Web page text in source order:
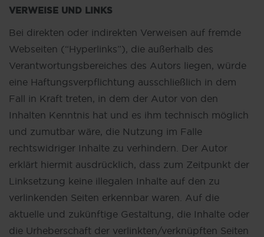
VERWEISE UND LINKS
Bei direkten oder indirekten Verweisen auf fremde
Webseiten (“Hyperlinks”), die außerhalb des
Verantwortungsbereiches des Autors liegen, würde
eine Haftungsverpflichtung ausschließlich in dem
Fall in Kraft treten, in dem der Autor von den
Inhalten Kenntnis hat und es ihm technisch möglich
und zumutbar wäre, die Nutzung im Falle
rechtswidriger Inhalte zu verhindern. Der Autor
erklärt hiermit ausdrücklich, dass zum Zeitpunkt der
Linksetzung keine illegalen Inhalte auf den zu
verlinkenden Seiten erkennbar waren. Auf die
aktuelle und zukünftige Gestaltung, die Inhalte oder
die Urheberschaft der verlinkten/verknüpften Seiten